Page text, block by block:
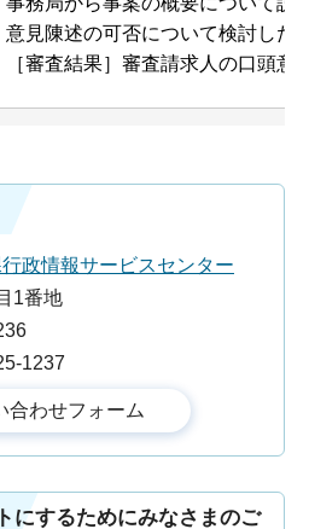
意見陳述の可否について検討した
［審査結果］審査請求人の口頭意
政情報サービスセンター
1番地
1237
にするためにみなさまのご